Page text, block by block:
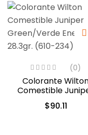
(0)
Colorante
Comestible
Green/Verde
28.3gr. (610-234)
$90.11